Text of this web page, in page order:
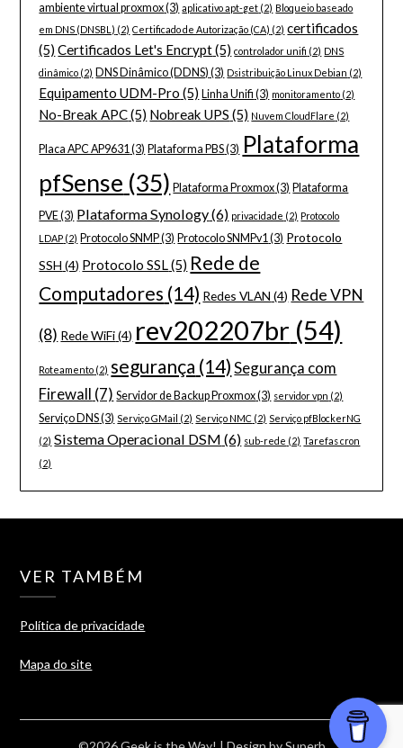
ambiente virtual proxmox(3) aplicativo apt-get (2) Bloqueio baseado
em DNS (DNSBL) (2) Certificado de Autorização (CA) (2) certificados
(5) Certificados Let's Encrypt(5) controlador unifi (2) DNS
dinâmico (2) DNS Dinâmico (DDNS) (3) Dsistribuição Linux Debian (2)
Equipamento UDM-Pro (5) Linha Unifi (3) monitoramento (2)
No-Break APC(5) Nobreak UPS (5) Nuvem CloudFlare (2)
Placa APC AP9631(3) Plataforma PBS(3) Plataforma
pfSense (35) Plataforma Proxmox(3) Plataforma
PVE(3) Plataforma Synology(6) privacidade (2) Protocolo
LDAP (2) Protocolo SNMP(3) Protocolo SNMPv1(3) Protocolo
SSH (4) Protocolo SSL(5) Rede de
Computadores (14) Redes VLAN (4) Rede VPN
(8) Rede WiFi(4) rev202207br (54)
Roteamento (2) segurança (14) Segurança com
Firewall (7) Servidor de Backup Proxmox(3) servidor vpn (2)
Serviço DNS(3) Serviço GMail (2) Serviço NMC (2) Serviço pfBlockerNG
(2) Sistema Operacional DSM (6) sub-rede (2) Tarefas cron
(2)
VER TAMBÉM
Política de privacidade
Mapa do site